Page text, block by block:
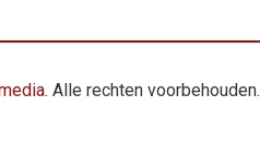
. Alle rechten voorbehouden.